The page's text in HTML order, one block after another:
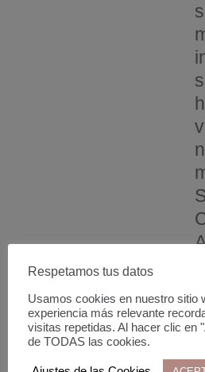
Respetamos tus datos
Usamos cookies en nuestro sitio
experiencia más relevante
visitas repetidas. Al hacer clic en
de TODAS las cookies.